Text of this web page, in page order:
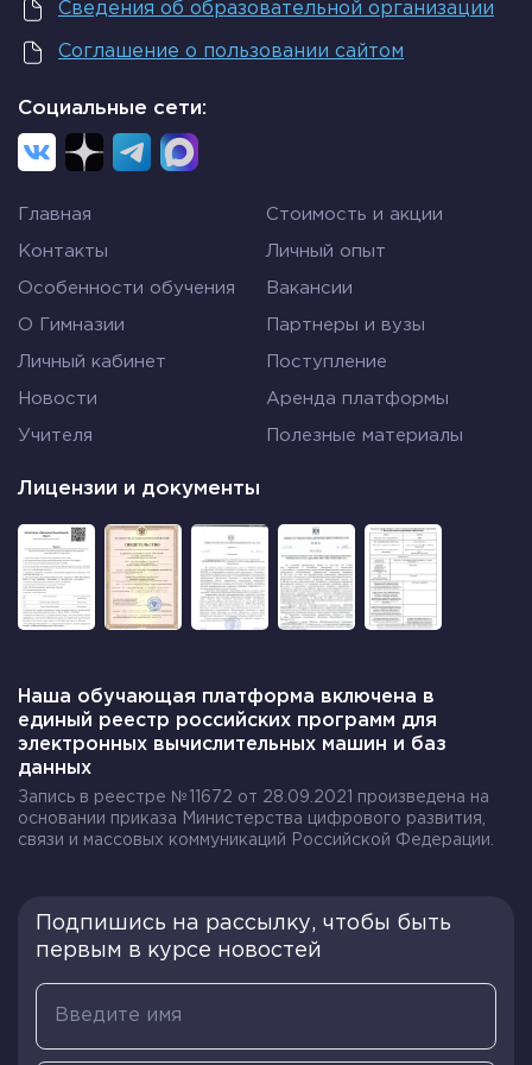
внешним условиям, но его деятельность не
не является пределом возможностей.
Человек преобразует природу, используя
орудия труда, которые создал сам.
Получается, что поведение животных и человека
животного цель задана его природными
качествами. В основе их существования лежат
инстинкты. Действия человека характеризуются
поколений. Он сам определяет цель, новые
задачи и способы их достижения, ему присуще
Коллективность
Мы уже знаем, что деятельность людей является
основной связующей в обществе, но жизнь не
сводится только к действиям. Она порождается
ориентациями людей.
Важно!Человек является существом
общественным. В коллективности он нуждается
не меньше, чем в продуктах питания.
Кооперация людей приводит к появлению
совокупность различных объединений человека
для совместной деятельности. Часто человек
одновременно является членом многих таких
групп – ученик школы, болельщик команды,
участник танцевального коллектива и т. д.
Сведения об образовательной организации
Соглашение о пользовании сайтом
Социальные сети:
Главная Стоимость и акции
Контакты Личный опыт
Особенности обучения Вакансии
О Гимназии Партнеры и вузы
Личный кабинет Поступление
Новости Аренда платформы
Учителя Полезные материалы
Лицензии и документы
Наша обучающая платформа включена в
единый реестр российских программ для
электронных вычислительных машин и баз
данных
Запись в реестре №11672 от 28.09.2021 произведена на
основании приказа Министерства цифрового развития,
связи и массовых коммуникаций Российской Федерации.
Подпишись на рассылку, чтобы быть
первым в курсе новостей